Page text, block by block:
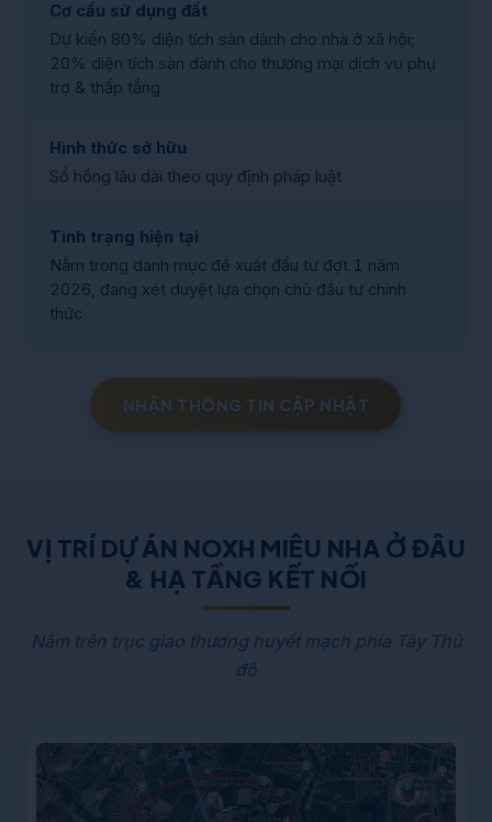
Cơ cấu sử dụng đất
Dự kiến 80% diện tích sàn dành cho nhà ở xã hội;
20% diện tích sàn dành cho thương mại dịch vụ phụ
trợ & thấp tầng
Hình thức sở hữu
Sổ hồng lâu dài theo quy định pháp luật
Tình trạng hiện tại
Nằm trong danh mục đề xuất đầu tư đợt 1 năm
2026, đang xét duyệt lựa chọn chủ đầu tư chính
thức
NHẬN THÔNG TIN CẬP NHẬT
VỊ TRÍ DỰ ÁN NOXH MIÊU NHA Ở ĐÂU
& HẠ TẦNG KẾT NỐI